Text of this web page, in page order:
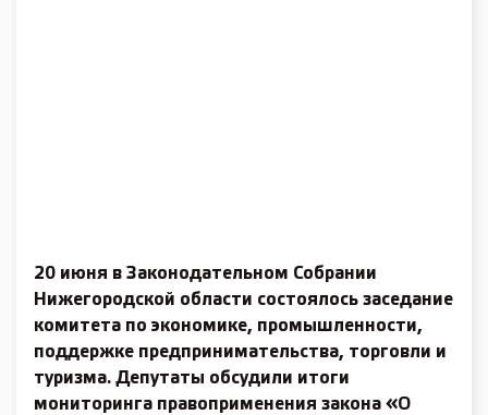
20 июня в Законодательном Собрании
Нижегородской области состоялось заседание
комитета по экономике, промышленности,
поддержке предпринимательства, торговли и
туризма. Депутаты обсудили итоги
мониторинга правоприменения закона «О